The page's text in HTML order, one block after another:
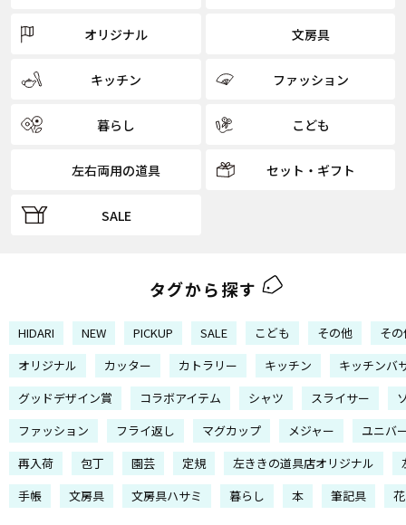
オリジナル 文房具
キッチン ファッション
暮らし こども
左右両用の道具 セット・ギフト
SALE
タグから探す
HIDARI NEW PICKUP SALE こども その他
そ
オリジナル
カッター カトラリー キッチン
キッチンバ
グッドデザイン賞
コラボアイテム シャツ スライサー
ファッション
フライ返し マグカップ メジャー
ユニバ
再入荷
包丁 園芸 定規 左ききの道具店オリジナル
手帳
文房具 文房具ハサミ 暮らし 本 筆記具